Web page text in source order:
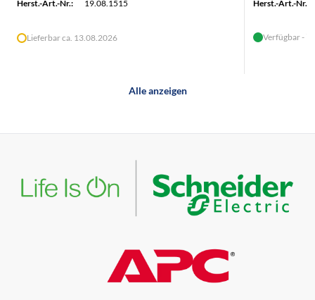
Herst.-Art.-Nr.:
19.08.1515
Lieferbar ca. 13.08.2026
Herst.-Art.-Nr.:
Verfügbar -
Alle anzeigen